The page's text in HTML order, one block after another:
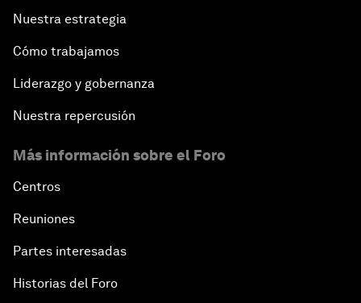
Nuestra estrategia
Cómo trabajamos
Liderazgo y gobernanza
Nuestra repercusión
Más información sobre el Foro
Centros
Reuniones
Partes interesadas
Historias del Foro